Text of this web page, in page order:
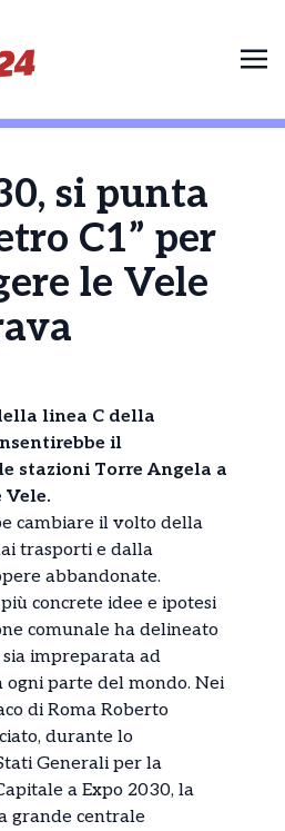
si punta
C1” per
le Vele
linea C della
il
stazioni Torre Angela a
Vele.
cambiare il volto della
trasporti e dalla
abbandonate.
concrete idee e ipotesi
comunale ha delineato
impreparata ad
ogni parte del mondo. Nei
di Roma Roberto
durante lo
Generali per la
a Expo 2030, la
grande centrale